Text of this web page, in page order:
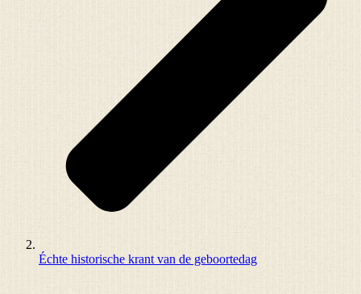
Échte historische krant van de geboortedag